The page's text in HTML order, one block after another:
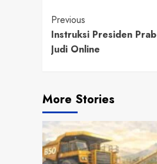
Continue
Reading
Previous
Instruksi Presiden
Judi Online
More Stories